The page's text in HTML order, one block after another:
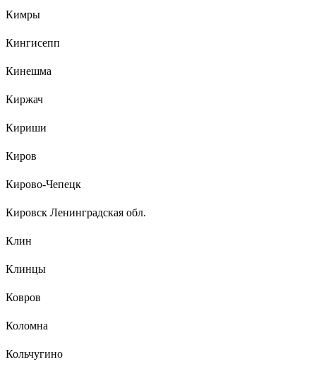
Кимры
Кингисепп
Кинешма
Киржач
Кириши
Киров
Кирово-Чепецк
Кировск Ленинградская обл.
Клин
Клинцы
Ковров
Коломна
Кольчугино